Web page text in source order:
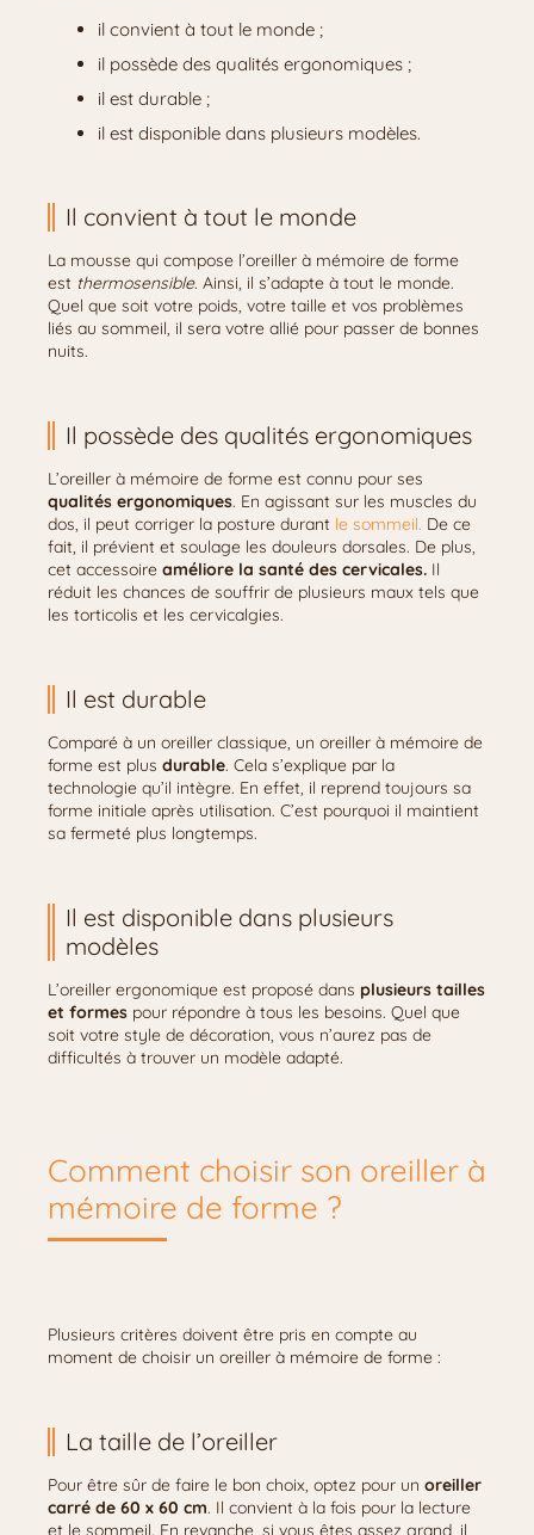
il convient à tout le monde ;
il possède des qualités ergonomiques ;
il est durable ;
il est disponible dans plusieurs modèles.
Il convient à tout le monde
La mousse qui compose l’oreiller à mémoire de forme
est thermosensible. Ainsi, il s’adapte à tout le monde.
Quel que soit votre poids, votre taille et vos problèmes
liés au sommeil, il sera votre allié pour passer de bonnes
nuits.
Il possède des qualités ergonomiques
L’oreiller à mémoire de forme est connu pour ses
qualités ergonomiques. En agissant sur les muscles du
dos, il peut corriger la posture durant le sommeil. De ce
fait, il prévient et soulage les douleurs dorsales. De plus,
cet accessoire améliore la santé des cervicales. Il
réduit les chances de souffrir de plusieurs maux tels que
les torticolis et les cervicalgies.
Il est durable
Comparé à un oreiller classique, un oreiller à mémoire de
forme est plus durable. Cela s’explique par la
technologie qu’il intègre. En effet, il reprend toujours sa
forme initiale après utilisation. C’est pourquoi il maintient
sa fermeté plus longtemps.
Il est disponible dans plusieurs
modèles
L’oreiller ergonomique est proposé dans plusieurs tailles
et formes pour répondre à tous les besoins. Quel que
soit votre style de décoration, vous n’aurez pas de
difficultés à trouver un modèle adapté.
Comment choisir son oreiller à
mémoire de forme ?
Plusieurs critères doivent être pris en compte au
moment de choisir un oreiller à mémoire de forme :
La taille de l’oreiller
Pour être sûr de faire le bon choix, optez pour un oreiller
carré de 60 x 60 cm. Il convient à la fois pour la lecture
et le sommeil. En revanche, si vous êtes assez grand, il